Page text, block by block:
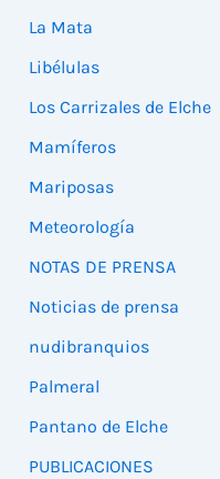
La Mata
Libélulas
Los Carrizales de Elche
Mamíferos
Mariposas
Meteorología
NOTAS DE PRENSA
Noticias de prensa
nudibranquios
Palmeral
Pantano de Elche
PUBLICACIONES